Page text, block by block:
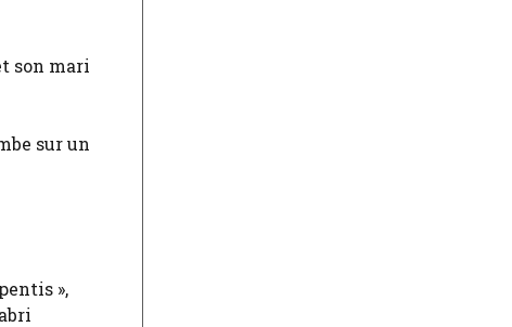
son mari
sur un
»,